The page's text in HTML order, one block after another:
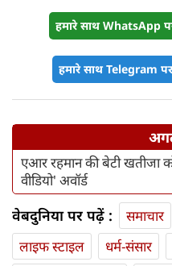
हमारे साथ WhatsApp
हमारे साथ Telegram
एआर रहमान की बेटी खतीजा
वीडियो' अवॉर्ड
वेबदुनिया पर पढ़ें : समाचार
लाइफ स्‍टाइल
धर्म-संसार